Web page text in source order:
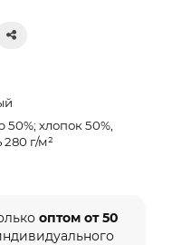
50%; хлопок 50%,
280 г/м²
оптом от 50